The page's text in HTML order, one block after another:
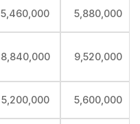
5,460,000 5,880,000
8,840,000 9,520,000
5,200,000 5,600,000